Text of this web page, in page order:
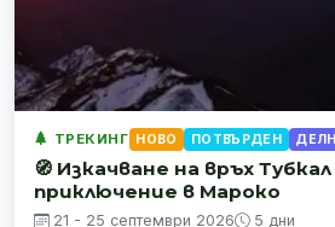
ТРЕКИНГ НОВО ПОТВЪРДЕН
🧭 Изкачване на връх
приключение в Мароко
21 - 25 септември 2026 5 дни